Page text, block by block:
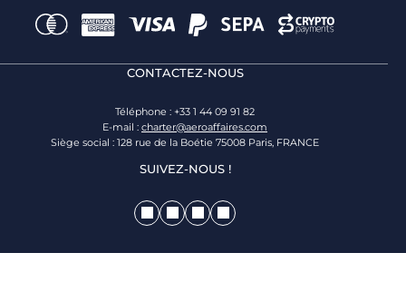
CONTACTEZ-NOUS
Téléphone : +33 1 44 09 91 82
E-mail : charter@aeroaffaires.com
Siège social : 128 rue de la Boétie 75008 Paris, FRANCE
SUIVEZ-NOUS !